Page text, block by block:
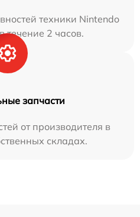
техники Nintendo
течение 2 часов.
запчасти
от производителя в
складах.